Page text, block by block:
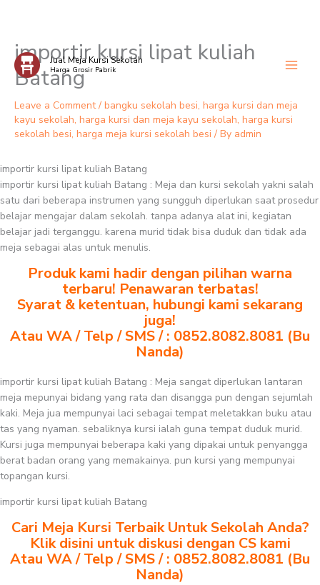
Skip
content
Jual Meja Kursi Sekolah
Harga Grosir Pabrik
importir kursi lipat kuliah
Batang
Leave a Comment / bangku sekolah besi, harga kursi dan meja
kayu sekolah, harga kursi dan meja kayu sekolah, harga kursi
sekolah besi, harga meja kursi sekolah besi / By admin
importir kursi lipat kuliah Batang
importir kursi lipat kuliah Batang : Meja dan kursi sekolah yakni salah
satu dari beberapa instrumen yang sungguh diperlukan saat prosedur
belajar mengajar dalam sekolah. tanpa adanya alat ini, kegiatan
belajar jadi terganggu. karena murid tidak bisa duduk dan tidak ada
meja sebagai alas untuk menulis.
Produk kami hadir dengan pilihan warna
terbaru! Penawaran terbatas!
Syarat & ketentuan, hubungi kami sekarang
juga!
Atau WA / Telp / SMS / : 0852.8082.8081 (Bu
Nanda)
importir kursi lipat kuliah Batang : Meja sangat diperlukan lantaran
meja mepunyai bidang yang rata dan disangga pun dengan sejumlah
kaki. Meja jua mempunyai laci sebagai tempat meletakkan buku atau
tas yang nyaman. sebaliknya kursi ialah guna tempat duduk murid.
Kursi juga mempunyai beberapa kaki yang dipakai untuk penyangga
berat badan orang yang memakainya. pun kursi yang mempunyai
topangan kursi.
importir kursi lipat kuliah Batang
Cari Meja Kursi Terbaik Untuk Sekolah Anda?
Klik disini untuk diskusi dengan CS kami
Atau WA / Telp / SMS / : 0852.8082.8081 (Bu
Nanda)